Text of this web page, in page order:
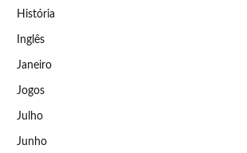
História
Inglês
Janeiro
Jogos
Julho
Junho